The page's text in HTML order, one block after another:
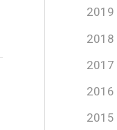
2019
2018
2017
2016
2015